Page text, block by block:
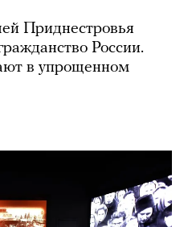
Приднестровья
России.
в упрощенном